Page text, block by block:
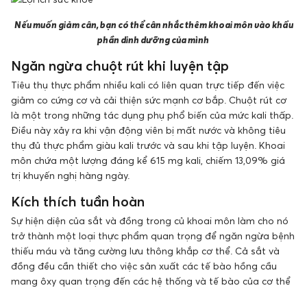
Nếu muốn giảm cân, bạn có thể cân nhắc thêm khoai môn vào khẩu
phần dinh dưỡng của mình
Ngăn ngừa chuột rút khi luyện tập
Tiêu thụ thực phẩm nhiều kali có liên quan trực tiếp đến việc
giảm co cứng cơ và cải thiện sức mạnh cơ bắp. Chuột rút cơ
là một trong những tác dụng phụ phổ biến của mức kali thấp.
Điều này xảy ra khi vận động viên bị mất nước và không tiêu
thụ đủ thực phẩm giàu kali trước và sau khi tập luyện. Khoai
môn chứa một lượng đáng kể 615 mg kali, chiếm 13,09% giá
trị khuyến nghị hàng ngày.
Kích thích tuần hoàn
Sự hiện diện của sắt và đồng trong củ khoai môn làm cho nó
trở thành một loại thực phẩm quan trọng để ngăn ngừa bệnh
thiếu máu và tăng cường lưu thông khắp cơ thể. Cả sắt và
đồng đều cần thiết cho việc sản xuất các tế bào hồng cầu
mang ôxy quan trọng đến các hệ thống và tế bào của cơ thể